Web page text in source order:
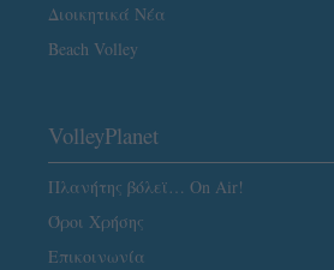
Διοικητικά Νέα
Beach Volley
VolleyPlanet
Πλανήτης βόλεϊ… On Air!
Όροι Χρήσης
Επικοινωνία